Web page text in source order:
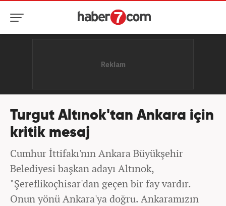
Turgut Altınok'tan Ankara için
kritik mesaj
Cumhur İttifakı'nın Ankara Büyükşehir
Belediyesi başkan adayı Altınok,
"Şereflikoçhisar'dan geçen bir fay vardır.
Onun yönü Ankara'ya doğru. Ankaramızın